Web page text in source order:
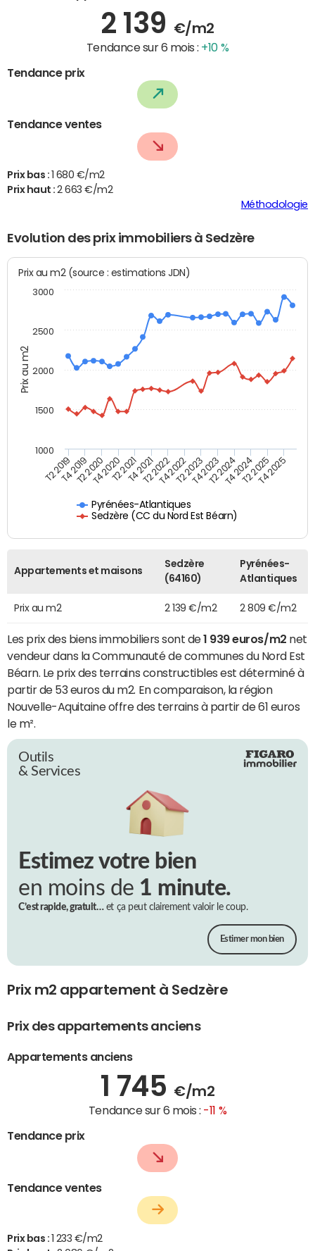
2 139 €/m2
Tendance sur 6 mois : +10 %
Tendance prix
Tendance ventes
Prix bas :
1 680 €/m2
Prix haut :2 663 €/m2
Méthodologie
Evolution des prix immobiliers à Sedzère
Prix au m2
Prix au m2 (source : estimations JDN)
Pyrénées-Atlantiques
Sedzère (CC du Nord Est Béarn)
T2 2019T4 2019T2 2020T4 2020T2 2021T4 2021T2 2022T4 2022T2 2023T4 2023T2 2024T4 2024T2 2025T4 2025
1000
1500
2000
2500
3000
Appartements et maisons
Sedzère
(64160)
Pyrénées-
Atlantiques
Prix au m2 2 139 €/m2 2 809 €/m2
Les prix des biens immobiliers sont de1 939 euros/m2 net
vendeur dans la Communauté de communes du Nord Est
Béarn. Le prix des terrains constructibles est déterminé à
partir de 53 euros du m2. En comparaison, la région
Nouvelle-Aquitaine offre des terrains à partir de 61 euros
le m².
Outils
& Services
Estimez votre bien
en moins de 1 minute.
C’est rapide, gratuit…et ça peut clairement valoir le coup.
Estimer mon bien
Prix m2 appartement à Sedzère
Prix des appartements anciens
Appartements anciens
1 745 €/m2
Tendance sur 6 mois : -11 %
Tendance prix
Tendance ventes
Prix bas : 1 233 €/m2